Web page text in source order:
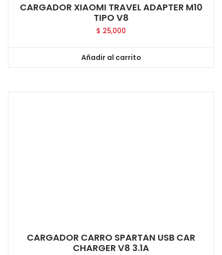
CARGADOR XIAOMI TRAVEL ADAPTER M10
TIPO V8
$ 25,000
Añadir al carrito
CARGADOR CARRO SPARTAN USB CAR
CHARGER V8 3.1A